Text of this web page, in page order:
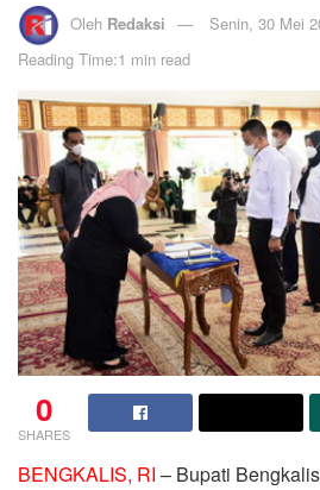
Oleh Redaksi
Senin, 30 Mei
Reading Time:1 min read
0
SHARES
BENGKALIS, RI – Bupati